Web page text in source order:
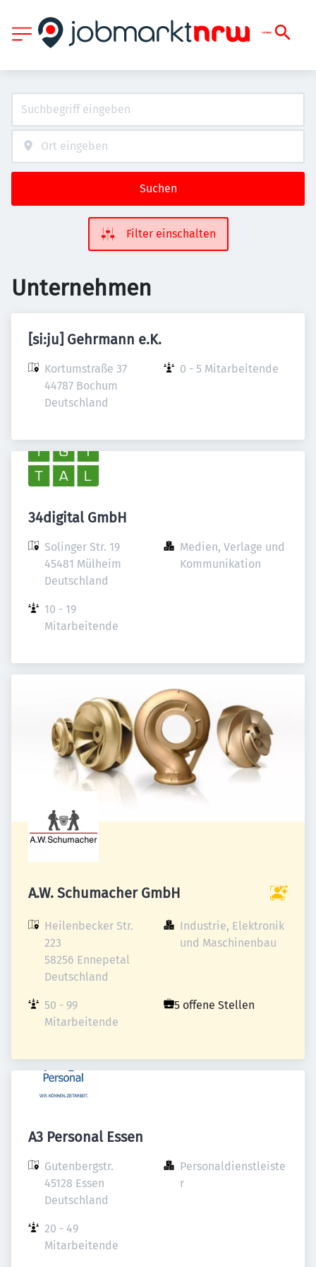
Suchen
Filter einschalten
Unternehmen
[si:ju] Gehrmann e.K.
Kortumstraße 37
44787 Bochum
Deutschland
0 - 5 Mitarbeitende
34digital GmbH
Solinger Str. 19
45481 Mülheim
Deutschland
Medien, Verlage und
Kommunikation
10 - 19
Mitarbeitende
A.W. Schumacher GmbH
Heilenbecker Str.
223
58256 Ennepetal
Deutschland
Industrie, Elektronik
und Maschinenbau
50 - 99
Mitarbeitende
5 offene Stellen
A3 Personal Essen
Gutenbergstr.
45128 Essen
Deutschland
Personaldienstleiste
r
20 - 49
Mitarbeitende